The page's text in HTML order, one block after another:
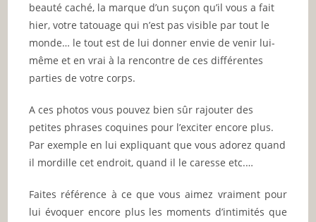
beauté caché, la marque d’un suçon qu’il vous a fait
hier, votre tatouage qui n’est pas visible par tout le
monde… le tout est de lui donner envie de venir lui-
même et en vrai à la rencontre de ces différentes
parties de votre corps.
A ces photos vous pouvez bien sûr rajouter des
petites phrases coquines pour l’exciter encore plus.
Par exemple en lui expliquant que vous adorez quand
il mordille cet endroit, quand il le caresse etc.…
Faites référence à ce que vous aimez vraiment pour
lui évoquer encore plus les moments d’intimités que